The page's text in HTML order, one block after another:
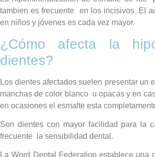
tambien es frecuente en los incisivos .El
en niños y jóvenes es cada vez mayor.
¿Cómo afecta la
dientes?
Los dientes afectados suelen presentar un
manchas de color blanco u opacas y en
en ocasiones el esmalte esta
Son dientes con mayor facilidad para la
frecuente la sensibilidad dental.
La Word Dental Federation establece